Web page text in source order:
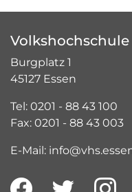
Volkshochschule
Burgplatz 1
45127 Essen
Tel: 0201 - 88 43 100
Fax: 0201 - 88 43 003
E-Mail: